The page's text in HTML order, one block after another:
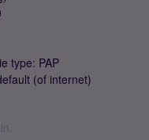
type: PAP
(of internet)